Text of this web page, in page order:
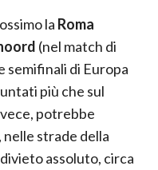
la Roma
(nel match di
semifinali di Europa
più che sul
potrebbe
nelle strade della
assoluto, circa